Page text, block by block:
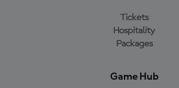
Tickets
Hospitality
Packages
Game Hub